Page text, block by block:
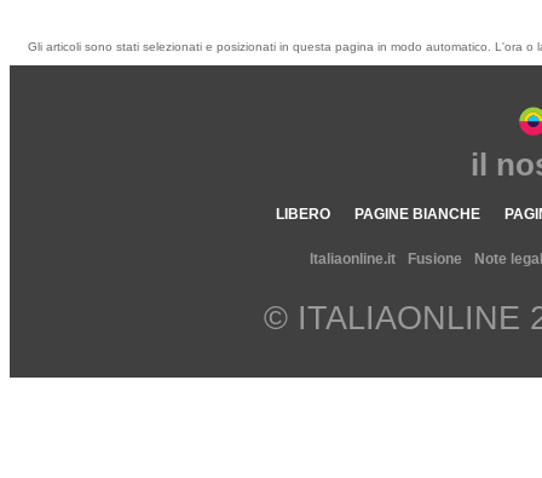
Gli articoli sono stati selezionati e posizionati in questa pagina in modo automatico. L'ora
il
LIBERO PAGINE BIANCHE
Italiaonline.it Fusione Note
© ITALIAONLINE